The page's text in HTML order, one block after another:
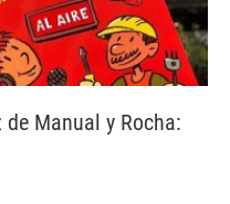
Manual y Rocha: